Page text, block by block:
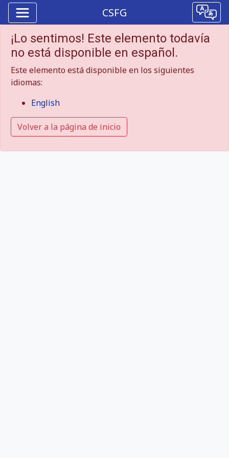
CSFG
¡Lo sentimos! Este elemento todavía
no está disponible en español.
Este elemento está disponible en los siguientes
idiomas:
English
Volver a la página de inicio